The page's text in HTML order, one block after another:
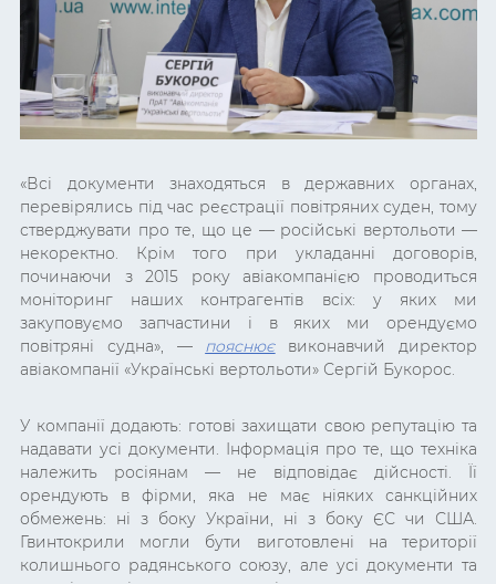
«Всі документи знаходяться в державних органах,
перевірялись під час реєстрації повітряних суден, тому
стверджувати про те, що це — російські вертольоти —
некоректно. Крім того при укладанні договорів,
починаючи з 2015 року авіакомпанією проводиться
моніторинг наших контрагентів всіх: у яких ми
закуповуємо запчастини і в яких ми орендуємо
повітряні судна», — пояснює
виконавчий директор
авіакомпанії «Українські вертольоти» Сергій Букорос.
У компанії додають: готові захищати свою репутацію та
надавати усі документи. Інформація про те, що техніка
належить росіянам — не відповідає дійсності. Її
орендують в фірми, яка не має ніяких санкційних
обмежень: ні з боку України, ні з боку ЄС чи США.
Гвинтокрили могли бути виготовлені на території
колишнього радянського союзу, але усі документи та